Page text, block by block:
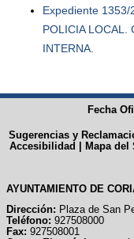
Expediente 1353/
POLICIA LOCAL.
INTERNA.
Fecha
Sugerencias y
Accesibilidad
Mapa del
AYUNTAMIENTO DE
Dirección: Plaza de San
Teléfono: 927508000
Fax: 927508001